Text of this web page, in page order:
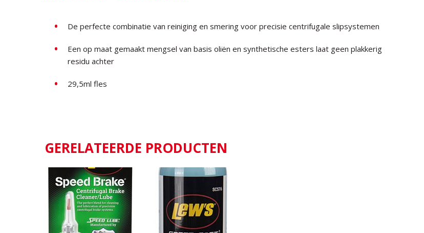
De perfecte combinatie van reiniging en smering voor precisie centrifugale slipsystemen
Een op maat gemaakt mengsel van basis oliën en synthetische esters laat geen plakkerig
residu achter
29,5ml fles
GERELATEERDE PRODUCTEN